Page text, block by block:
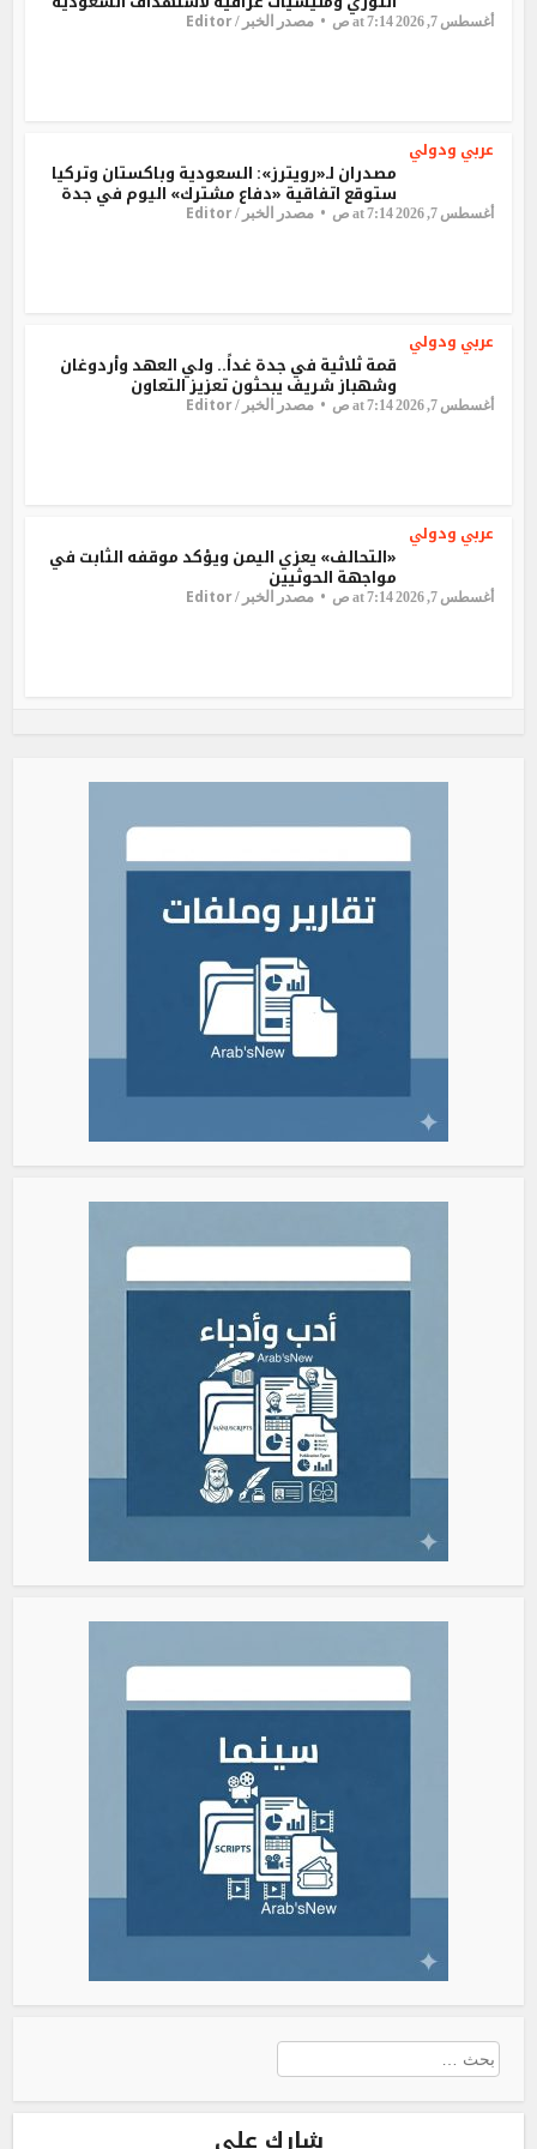
أغسطس 7, 2026 at 7:14 ص مصدر الخبر /Editor
عربي ودولي
مصدران لـ«رويترز»: السعودية وباكستان وتركيا
ستوقع اتفاقية «دفاع مشترك» اليوم في جدة
أغسطس 7, 2026 at 7:14 ص مصدر الخبر /Editor
عربي ودولي
قمة ثلاثية في جدة غداً.. ولي العهد وأردوغان
وشهباز شريف يبحثون تعزيز التعاون
أغسطس 7, 2026 at 7:14 ص مصدر الخبر /Editor
عربي ودولي
«التحالف» يعزي اليمن ويؤكد موقفه الثابت في
مواجهة الحوثيين
أغسطس 7, 2026 at 7:14 ص مصدر الخبر /Editor
البحث
عن: